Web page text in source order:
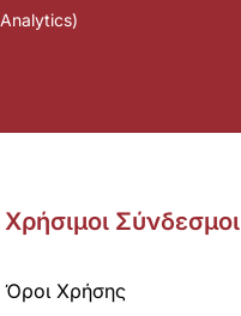
Analytics)
Χρήσιμοι Σύνδεσμοι
Όροι Χρήσης